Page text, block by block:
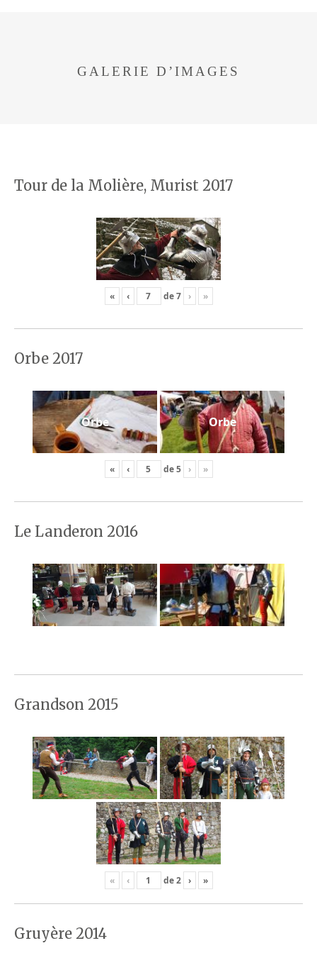
GALERIE D’IMAGES
Tour de la Molière, Murist 2017
« ‹ de7 › »
Orbe 2017
Orbe Orbe
« ‹ de5 › »
Le Landeron 2016
Grandson 2015
« ‹ de2 › »
Gruyère 2014